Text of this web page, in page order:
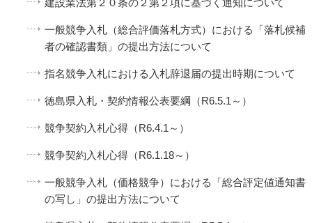
一般競争入札（総合評価落札方式）における「落札候補
者の確認書類」の提出方法について
指名競争入札における入札辞退届の提出時期について
徳島県入札・契約情報公表要綱（R6.5.1～）
競争契約入札心得（R6.4.1～）
競争契約入札心得（R6.1.18～）
一般競争入札（価格競争）における「総合評定値通知書
の写し」の提出方法について